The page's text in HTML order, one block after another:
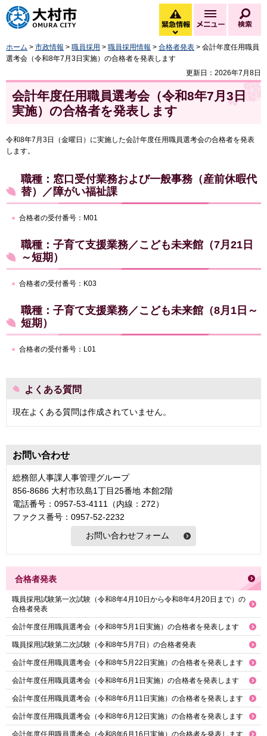
大村市
緊急情報
緊急情報を開く
メニュー
ホーム > 市政情報 > 職員採用 > 職員採用情報 > 合格者発表 > 会計年度任用職員
選考会（令和8年7月3日実施）の合格者を発表します
更新日：2026年7月8日
会計年度任用職員選考会（令和8年7月3日
実施）の合格者を発表します
令和8年7月3日（金曜日）に実施した会計年度任用職員選考会の合格者を発表
します。
職種：窓口受付業務および一般事務（産前休暇代
替）／障がい福祉課
合格者の受付番号：M01
職種：子育て支援業務／こども未来館（7月21日
～短期）
合格者の受付番号：K03
職種：子育て支援業務／こども未来館（8月1日～
短期）
合格者の受付番号：L01
よくある質問
現在よくある質問は作成されていません。
お問い合わせ
総務部人事課人事管理グループ
856-8686 大村市玖島1丁目25番地 本館2階
電話番号：0957-53-4111（内線：272）
ファクス番号：0957-52-2232
合格者発表
職員採用試験第一次試験（令和8年4月10日から令和8年4月20日まで）の
合格者発表
会計年度任用職員選考会（令和8年5月1日実施）の合格者を発表します
職員採用試験第二次試験（令和8年5月7日）の合格者発表
会計年度任用職員選考会（令和8年5月22日実施）の合格者を発表します
会計年度任用職員選考会（令和8年6月1日実施）の合格者を発表します
会計年度任用職員選考会（令和8年6月11日実施）の合格者を発表します
会計年度任用職員選考会（令和8年6月12日実施）の合格者を発表します